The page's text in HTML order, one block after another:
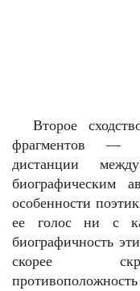
Второе
фрагментов —
дистанции
биографическим
особенности
ее голос ни с
биографичность
скорее